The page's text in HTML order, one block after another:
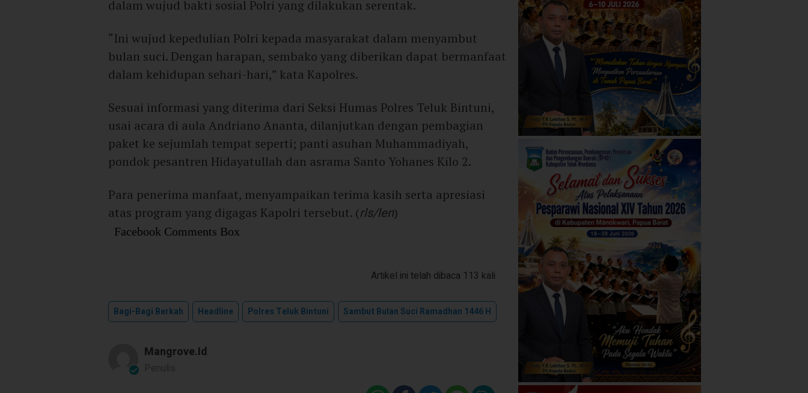
dalam wujud bakti sosial Polri yang dilakukan serentak.
“Ini wujud kepedulian Polri kepada masyarakat dalam menyambut
bulan suci. Dengan harapan, sembako yang diberikan dapat bermanfaat
dalam kehidupan sehari-hari,” kata Kapolres.
Sesuai informasi yang diterima dari Seksi Humas Polres Teluk Bintuni,
usai acara di aula Andriano Ananta, dilanjutkan dengan pembagian
paket ke sejumlah tempat seperti; panti asuhan Muhammadiyah,
pondok pesantren Hidayatullah dan asrama Santo Yohanes Kilo 2.
Para penerima manfaat, menyampaikan terima kasih serta apresiasi
atas program yang digagas Kapolri tersebut. (rls/len)
Facebook Comments Box
Artikel ini telah dibaca 113 kali
Bagi-Bagi Berkah Headline Polres Teluk Bintuni Sambut Bulan Suci Ramadhan 1446 H
Mangrove.id